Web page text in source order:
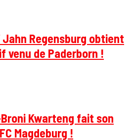
Jahn Regensburg obtient
de Paderborn !
Kwarteng fait son
Magdeburg !